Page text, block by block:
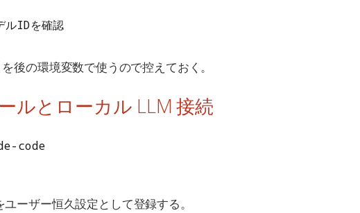
を確認
を後の環境変数で使うので控えておく。
ルとローカル LLM 接続
code
ーザー恒久設定として登録する。